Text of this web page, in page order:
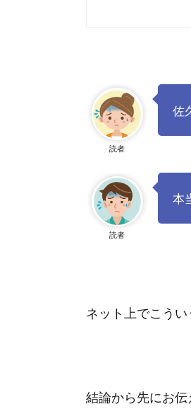
読者
佐
読者
本
ネット上でこう
結論から先にお